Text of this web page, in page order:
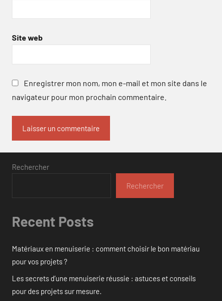
Site web
Enregistrer mon nom, mon e-mail et mon site dans le
navigateur pour mon prochain commentaire.
Rechercher
Rechercher
Recent Posts
Matériaux en menuiserie : comment choisir le bon matériau
pour vos projets ?
Les secrets d’une menuiserie réussie : astuces et conseils
pour des projets sur mesure.